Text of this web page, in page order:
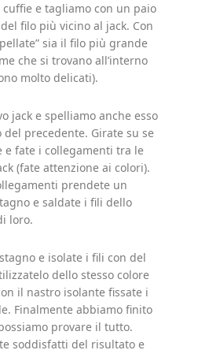
e tagliamo con un paio
filo più vicino al jack. Con
sia il filo più grande
che si trovano all’interno
molto delicati).
jack e spelliamo anche esso
del precedente. Girate su se
e fate i collegamenti tra le
(fate attenzione ai colori).
prendete un
e saldate i fili dello
loro.
e isolate i fili con del
dello stesso colore
il nastro isolante fissate i
Finalmente abbiamo finito
provare il tutto.
soddisfatti del risultato e